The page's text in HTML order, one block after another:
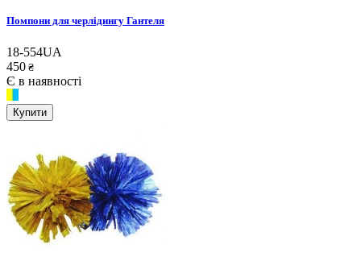
Помпони для черлідингу Гантеля
18-554UA
450 ₴
Є в наявності
Купити